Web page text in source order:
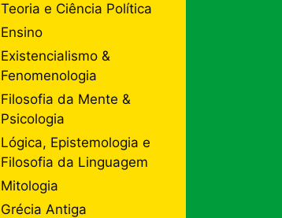
Teoria e Ciência Política
Ensino
Existencialismo &
Fenomenologia
Filosofia da Mente &
Psicologia
Lógica, Epistemologia e
Filosofia da Linguagem
Mitologia
Grécia Antiga